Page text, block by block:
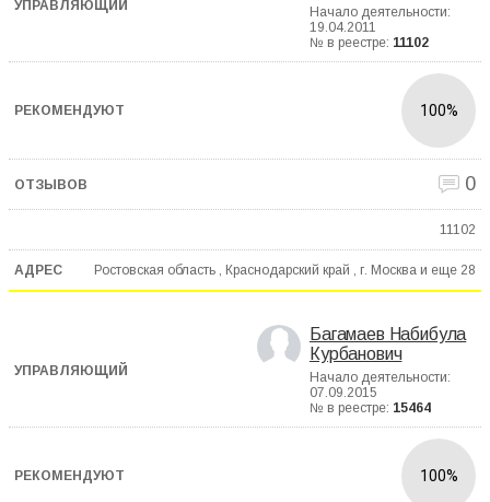
Начало деятельности:
19.04.2011
№ в реестре: 11102
100%
0
11102
Ростовская область , Краснодарский край , г. Москва и еще 28
Багамаев Набибула
Курбанович
Начало деятельности:
07.09.2015
№ в реестре: 15464
100%